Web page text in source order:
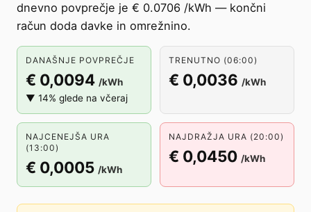
dnevno povprečje je € 0.0706 /kWh — končni
račun doda davke in omrežnino.
DANAŠNJE POVPREČJE
€ 0,0094 /kWh
▼ 14% glede na včeraj
TRENUTNO (06:00)
€ 0,0036 /kWh
NAJCENEJŠA URA
(13:00)
€ 0,0005 /kWh
NAJDRAŽJA URA (20:00)
€ 0,0450 /kWh